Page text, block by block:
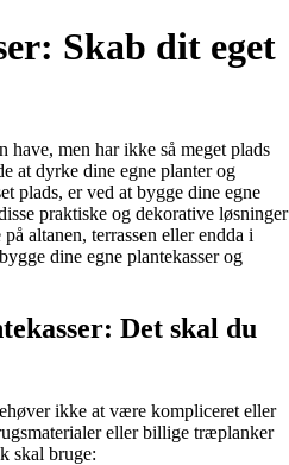
Skab dit eget
have, men har ikke så meget plads
at dyrke dine egne planter og
plads, er ved at bygge dine egne
praktiske og dekorative løsninger
altanen, terrassen eller endda i
dine egne plantekasser og
Det skal du
ikke at være kompliceret eller
eller billige træplanker
skal bruge: